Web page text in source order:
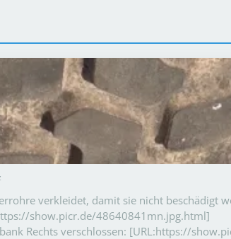
verkleidet, damit sie nicht beschädigt
show.picr.de/48640841mn.jpg.html]
Rechts verschlossen: [URL:https://